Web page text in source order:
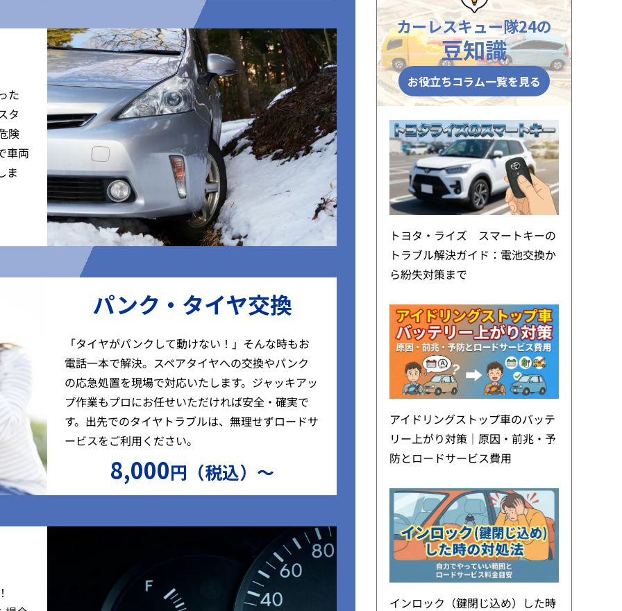
た
タ
険
車両
ま
パンク・タイヤ交換
「タイヤがパンクして動けない！」そんな時もお
電話一本で解決。スペアタイヤへの交換やパンク
の応急処置を現場で対応いたします。ジャッキアッ
プ作業もプロにお任せいただければ安全・確実で
す。出先でのタイヤトラブルは、無理せずロードサ
ービスをご利用ください。
8,000円（税込）〜
カーレスキュー隊24の
豆知識
お役立ちコラム一覧を見る
トヨタ・ライズ スマートキーの
トラブル解決ガイド：電池交換か
ら紛失対策まで
アイドリングストップ車のバッテ
リー上がり対策｜原因・前兆・予
防とロードサービス費用
インロック（鍵閉じ込め）した時